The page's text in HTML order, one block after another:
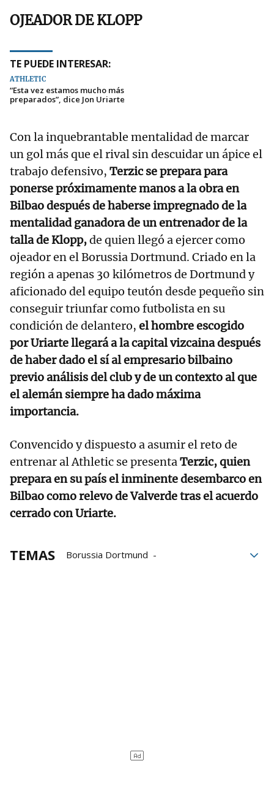
OJEADOR DE KLOPP
TE PUEDE INTERESAR:
ATHLETIC
“Esta vez estamos mucho más
preparados”, dice Jon Uriarte
Con la inquebrantable mentalidad de marcar
un gol más que el rival sin descuidar un ápice el
trabajo defensivo, Terzic se prepara para
ponerse próximamente manos a la obra en
Bilbao después de haberse impregnado de la
mentalidad ganadora de un entrenador de la
talla de Klopp,de quien llegó a ejercer como
ojeador en el Borussia Dortmund. Criado en la
región a apenas 30 kilómetros de Dortmund y
aficionado del equipo teutón desde pequeño sin
conseguir triunfar como futbolista en su
condición de delantero, el hombre escogido
por Uriarte llegará a la capital vizcaina después
de haber dado el sí al empresario bilbaino
previo análisis del club y de un contexto al que
el alemán siempre ha dado máxima
importancia.
Convencido y dispuesto a asumir el reto de
entrenar al Athletic se presentaTerzic, quien
prepara en su país el inminente desembarco en
Bilbao como relevo de Valverde tras el acuerdo
cerrado con Uriarte.
TEMAS
Borussia Dortmund